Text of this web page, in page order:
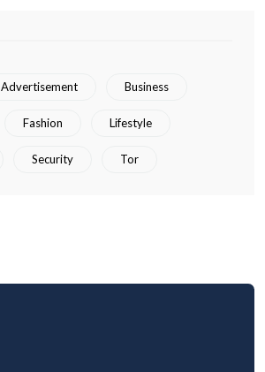
Advertisement Business
Fashion Lifestyle
Security Tor